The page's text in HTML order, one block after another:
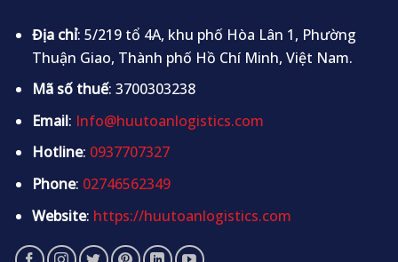
Địa chỉ: 5/219 tổ 4A, khu phố Hòa Lân 1, Phường
Thuận Giao, Thành phố Hồ Chí Minh, Việt Nam.
Mã số thuế: 3700303238
Email: Info@huutoanlogistics.com
Hotline: 0937707327
Phone: 02746562349
Website: https://huutoanlogistics.com